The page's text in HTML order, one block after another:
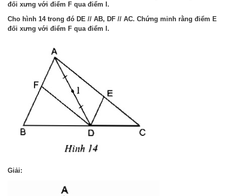
đối xưng với điểm F qua điểm I.
Cho hình 14 trong đó DE // AB, DF // AC. Chứng minh rằng điểm E
đối xưng với điểm F qua điểm I.
Giải: